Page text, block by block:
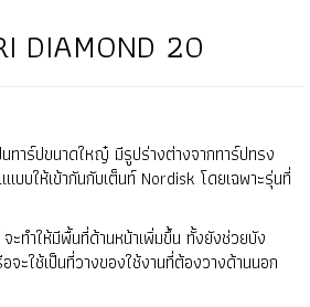
DIAMOND 20
าร์ปขนาดใหญ๋ มีรูปร่างต่างจากทาร์ปทรง
บบให้เข้ากันกับเต็นท์ Nordisk โดยเฉพาะรุ่นที่
จะทำให้มีพื้นที่ด้านหน้าเพิ่มขึ้น ทั้งยังช่วยบัง
จะใช้เป็นที่วางของใช้งานที่ต้องวางด้านนอก